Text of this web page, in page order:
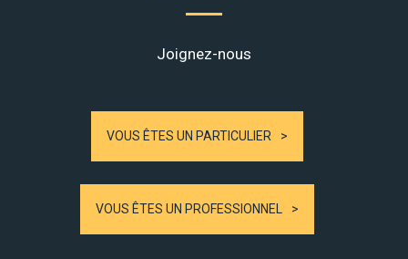
Joignez-nous
VOUS ÊTES UN PARTICULIER
VOUS ÊTES UN PROFESSIONNEL